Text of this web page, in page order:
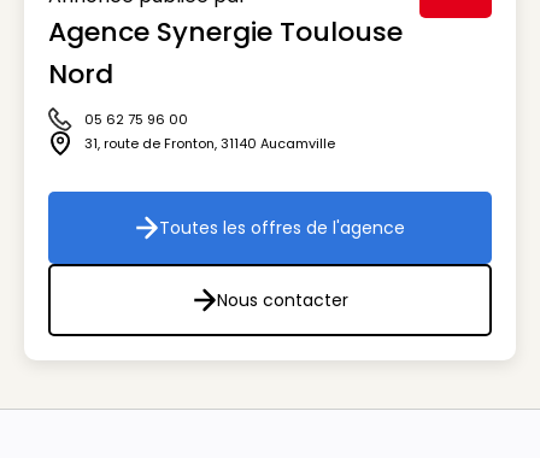
Agence Synergie Toulouse
Nord
Icône téléphone
05 62 75 96 00
Icône adresse
31, route de Fronton,31140 Aucamville
Toutes les offres de l'agence
Toutes les offres de l'agence
Nous contacter
Nous contacter